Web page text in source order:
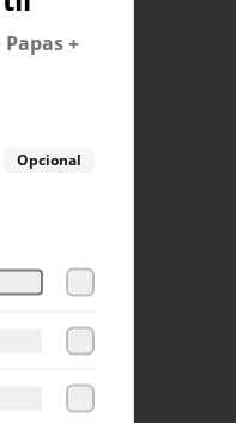
+
Opcional